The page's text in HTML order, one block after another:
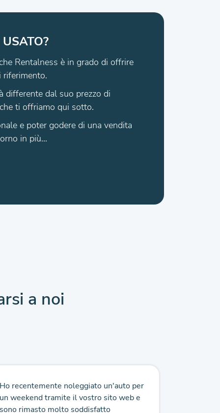
Rentalness è in grado di offrire
riferimento.
differente dal suo prezzo di
ti offriamo qui sotto.
e poter godere di una vendita
in più...
a noi
recentemente noleggiato un'auto per
weekend tramite il vostro sito web e
rimasto molto soddisfatto